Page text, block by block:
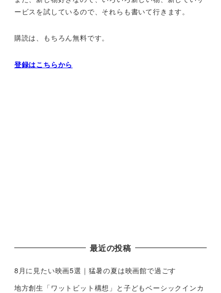
ービスを試しているので、それらも書いて行きます。
購読は、もちろん無料です。
登録はこちらから
最近の投稿
8月に見たい映画5選｜猛暑の夏は映画館で過ごす
地方創生「ワットビット構想」と子どもベーシックインカ